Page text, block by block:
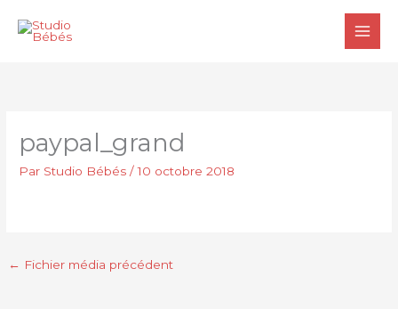
paypal_grand
Par Studio Bébés/10 octobre 2018
← Fichier média précédent